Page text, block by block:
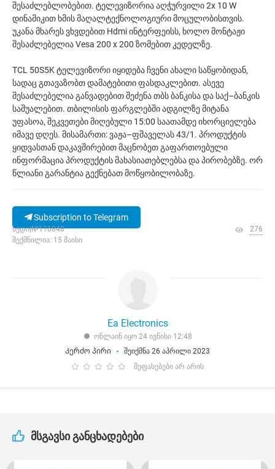
შესაძლებლობებით. ტელევიზორია აღჭურვილი 2x 10 W
დინამიკით ხმის მაღალტექნოლოგიური მოცულობისთვის.
უკანა მხარეს ვხვდებით Hdmi ინტერფეისს, ხოლო მონტაჟი
შესაძლებელია Vesa 200 x 200 ზომებით კედელზე.
TCL 50S5K ტელევიზორი იყიდება ჩვენი ახალი საწყობიდან,
სადაც გთავაზობთ დამატებითი ფასდაკლებით. ასევე
შესაძლებელია განვადებით შეძენა თბს ბანკისა და საქ–ბანკის
საშუალებით. თბილისის ფარგლებში ადგილზე მიტანა
უფასოა, შეკვეთები მიღებული 15:00 საათამდე იხორციელება
იმავე დღეს. მისამართი: ვაჟა–ფშაველას 43/1. პროდუქტის
ყიდვასთან დაკავშირებით მაცნობეთ გაფართოებული
ინფორმაცია პროდუქტის მახასიათებლებსა და პირობებზე. ორ
წლიანი გარანტია გექნებათ მოწყობილობაზე.
Subscription to Telegram
ხედი|№116848
შექმნილია: 15 მაისი
276
Ea Electronics
ონლაინ იყო 24 ივნისი 12:48
Კერძო პირი
შეიქმნა 26 აპრილი 2023
შეფასებები არ არის
მსგავსი განცხადებები